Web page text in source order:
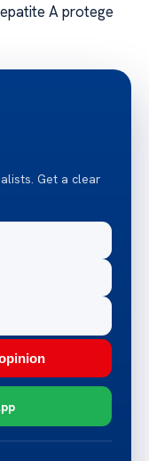
A protege
Get a clear